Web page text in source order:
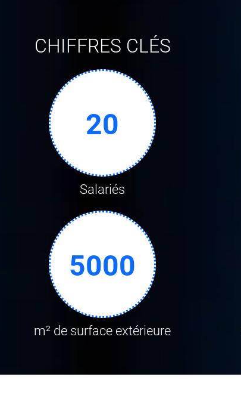
CHIFFRES CLÉS
20
Salariés
5000
m² de surface extérieure